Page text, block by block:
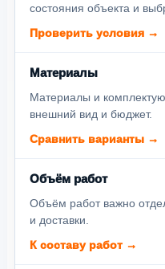
состояния объекта и
Проверить условия →
Материалы
Материалы и
внешний вид и бюджет.
Сравнить варианты →
Объём работ
Объём работ важно
и доставки.
К составу работ →